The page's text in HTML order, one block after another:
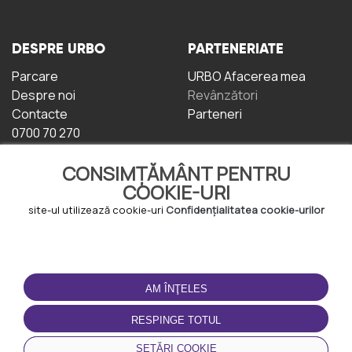
CONSIMȚĂMÂNT PENTRU
COOKIE-URI
site-ul utilizează cookie-uri Confidențialitatea cookie-urilor
AM ÎNŢELES
RESPINGE TOTUL
SETĂRI COOKIE
DESPRE URBO
Parcare
Despre noi
Contacte
0700 70 270
PARTENERIATE
URBO Afacerea mea
Revânzători
Parteneri
TERMENI DE UTILIZARE
Termeni și condiții
Politica de
Confidențialitate
Politica de cookie-uri
DESCĂRCAȚI
APLICAȚIA